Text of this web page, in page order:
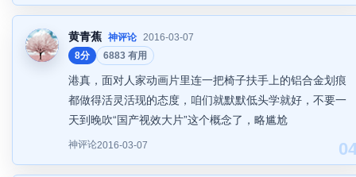
黄青蕉 神评论 2016-03-07
8分
6883 有用
港真，面对人家动画片里连一把椅子扶手上的铝合金划痕
都做得活灵活现的态度，咱们就默默低头学就好，不要一
天到晚吹“国产视效大片”这个概念了，略尴尬
神评论2016-03-07